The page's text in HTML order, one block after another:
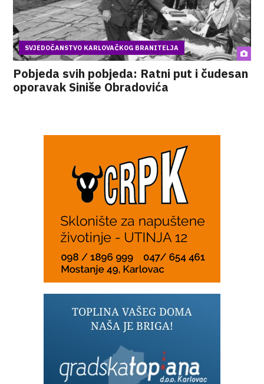
SVJEDOČANSTVO KARLOVAČKOG BRANITELJA
Pobjeda svih pobjeda: Ratni put i čudesan
oporavak Siniše Obradovića